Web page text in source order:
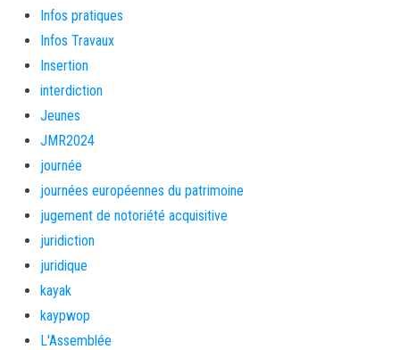
Infos pratiques
Infos Travaux
Insertion
interdiction
Jeunes
JMR2024
journée
journées européennes du patrimoine
jugement de notoriété acquisitive
juridiction
juridique
kayak
kaypwop
L'Assemblée